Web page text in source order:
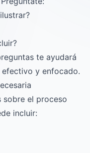
te ayudará
y enfocado.
sobre el proceso
incluir: